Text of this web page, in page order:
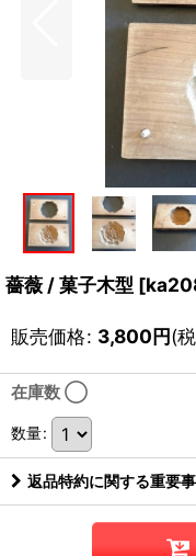
薔薇 / 菓子木型 [
販売価格: 3,800円(
在庫数 ◯
数量:
返品特約に関する重要